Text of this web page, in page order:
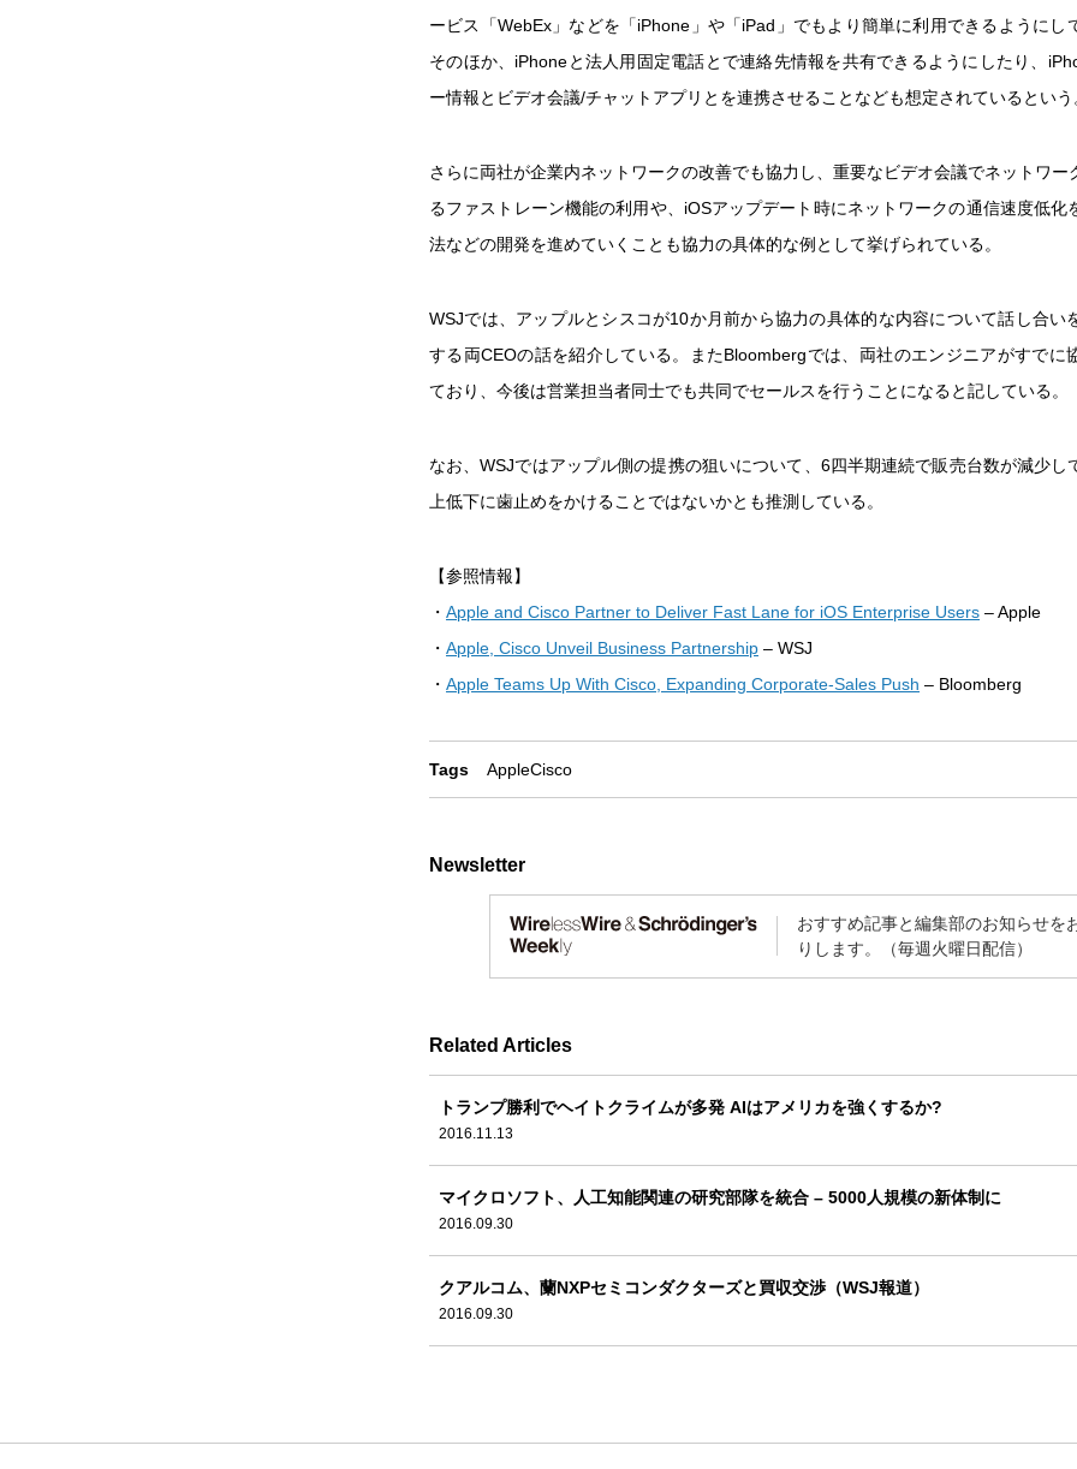
ービス「WebEx」などを「iPhone」や「iPad」でもより簡単に利用できるようにし
そのほか、iPhoneと法人用固定電話とで連絡先情報を共有できるようにしたり、
ー情報とビデオ会議/チャットアプリとを連携させることなども想定されているという
さらに両社が企業内ネットワークの改善でも協力し、重要なビデオ会議でネットワー
るファストレーン機能の利用や、iOSアップデート時にネットワークの通信速度低化
法などの開発を進めていくことも協力の具体的な例として挙げられている。
WSJでは、アップルとシスコが10か月前から協力の具体的な内容について話し合い
する両CEOの話を紹介している。またBloombergでは、両社のエンジニアがすでに
ており、今後は営業担当者同士でも共同でセールスを行うことになると記している。
なお、WSJではアップル側の提携の狙いについて、6四半期連続で販売台数が減少し
上低下に歯止めをかけることではないかとも推測している。
【参照情報】
・ Apple and Cisco Partner to Deliver Fast Lane for iOS Enterprise Users – Apple
・ Apple, Cisco Unveil Business Partnership – WSJ
・ Apple Teams Up With Cisco, Expanding Corporate-Sales Push – Bloomberg
Tags AppleCisco
Newsletter
おすすめ記事と編集部のお知らせを
りします。（毎週火曜日配信）
Related Articles
トランプ勝利でヘイトクライムが多発 AIはアメリカを強くするか?
2016.11.13
マイクロソフト、人工知能関連の研究部隊を統合 – 5000人規模の新体制に
2016.09.30
クアルコム、蘭NXPセミコンダクターズと買収交渉（WSJ報道）
2016.09.30